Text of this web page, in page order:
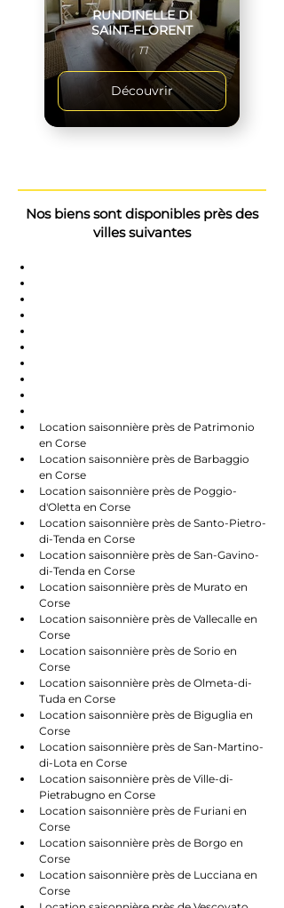
RUNDINELLE DI
SAINT-FLORENT
T1
Découvrir
Nos biens sont disponibles près des
villes suivantes
Location saisonnière près de Patrimonio
en Corse
Location saisonnière près de Barbaggio
en Corse
Location saisonnière près de Poggio-
d'Oletta en Corse
Location saisonnière près de Santo-Pietro-
di-Tenda en Corse
Location saisonnière près de San-Gavino-
di-Tenda en Corse
Location saisonnière près de Murato en
Corse
Location saisonnière près de Vallecalle en
Corse
Location saisonnière près de Sorio en
Corse
Location saisonnière près de Olmeta-di-
Tuda en Corse
Location saisonnière près de Biguglia en
Corse
Location saisonnière près de San-Martino-
di-Lota en Corse
Location saisonnière près de Ville-di-
Pietrabugno en Corse
Location saisonnière près de Furiani en
Corse
Location saisonnière près de Borgo en
Corse
Location saisonnière près de Lucciana en
Corse